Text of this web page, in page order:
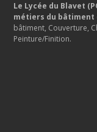
Le Lycée du Blavet
métiers du bâtiment
bâtiment, Couverture,
Peinture/Finition.